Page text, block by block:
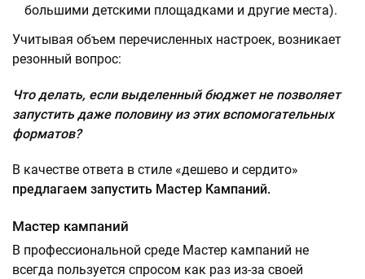
большими детскими площадками и другие места).
Учитывая объем перечисленных настроек, возникает
резонный вопрос:
Что делать, если выделенный бюджет не позволяет
запустить даже половину из этих вспомогательных
форматов?
В качестве ответа в стиле «дешево и сердито»
предлагаем запустить Мастер Кампаний.
Мастер кампаний
В профессиональной среде Мастер кампаний не
всегда пользуется спросом как раз из-за своей